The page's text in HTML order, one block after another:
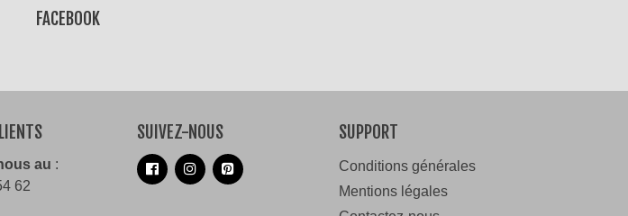
FACEBOOK
au :
62
SUIVEZ-NOUS SUPPORT
Conditions générales
Mentions légales